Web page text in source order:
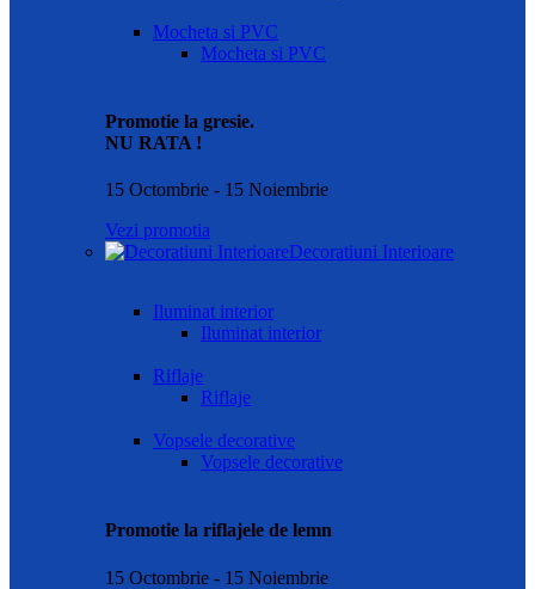
Mocheta si PVC
Mocheta si PVC
Promotie la gresie.
NU RATA !
15 Octombrie - 15 Noiembrie
Vezi promotia
Decoratiuni Interioare
Iluminat interior
Iluminat interior
Riflaje
Riflaje
Vopsele decorative
Vopsele decorative
Promotie la riflajele de lemn
15 Octombrie - 15 Noiembrie